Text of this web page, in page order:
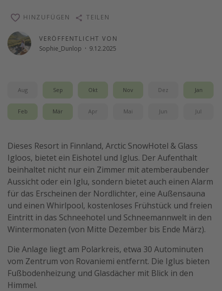
Bahnreisen in der Schweiz
Reisepassfreie Reiseziele
Travel Know How
Last Minute Urlaub Mallorca
Last Minute Urlaub Deutschland
VERÖFFENTLICHT VON
Sophie_Dunlop · 9.12.2025
HINZUFÜGEN TEILEN
Aug Sep Okt Nov Dez Jan
Feb Mär Apr Mai Jun Jul
Dieses Resort in Finnland, Arctic SnowHotel & Glass
Igloos, bietet ein Eishotel und Iglus. Der Aufenthalt
beinhaltet nicht nur ein Zimmer mit atemberaubender
Aussicht oder ein Iglu, sondern bietet auch einen Alarm
für das Erscheinen der Nordlichter, eine Außensauna
und einen Whirlpool, kostenloses Frühstück und freien
Eintritt in das Schneehotel und Schneemannwelt in den
Wintermonaten (von Mitte Dezember bis Ende März).
Die Anlage liegt am Polarkreis, etwa 30 Autominuten
vom Zentrum von Rovaniemi entfernt. Die Iglus bieten
Fußbodenheizung und Glasdächer mit Blick in den
Himmel.